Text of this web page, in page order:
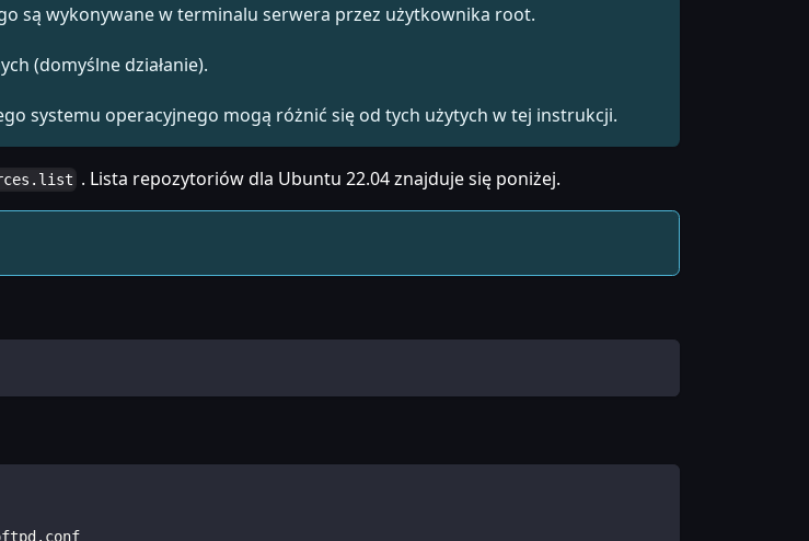
są wykonywane w terminalu serwera przez użytkownika root.
(domyślne działanie).
systemu operacyjnego mogą różnić się od tych użytych w tej instrukcji.
. Lista repozytoriów dla Ubuntu 22.04 znajduje się poniżej.